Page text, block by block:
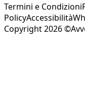
Termini e Condizioni
PolicyAccessibilità
Copyright 2026